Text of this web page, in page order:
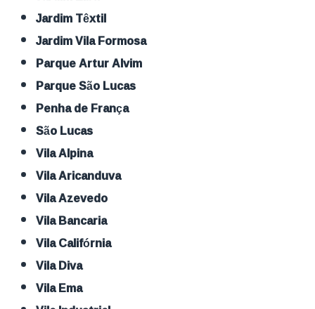
Jardim Têxtil
Jardim Vila Formosa
Parque Artur Alvim
Parque São Lucas
Penha de França
São Lucas
Vila Alpina
Vila Aricanduva
Vila Azevedo
Vila Bancaria
Vila Califórnia
Vila Diva
Vila Ema